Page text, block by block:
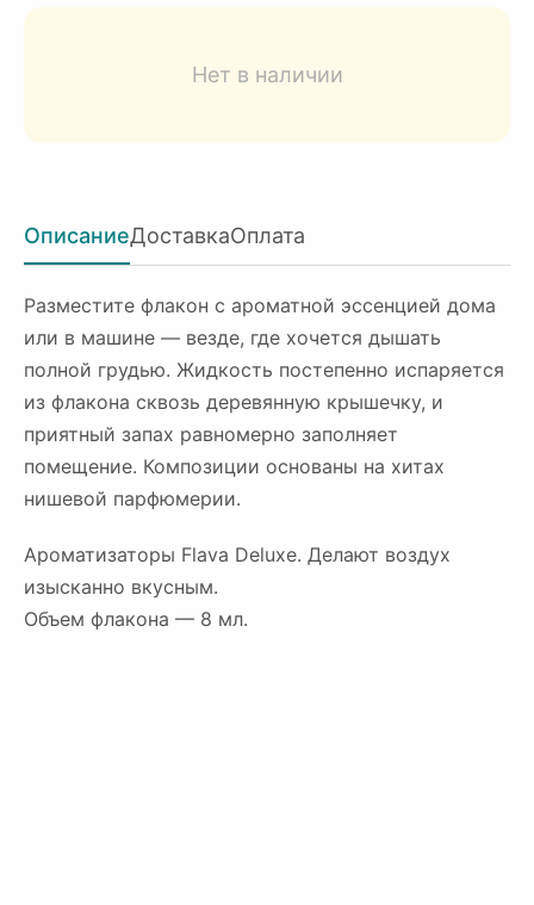
Нет в наличии
ОписаниеДоставкаОплата
Разместите флакон с ароматной эссенцией дома
или в машине — везде, где хочется дышать
полной грудью. Жидкость постепенно испаряется
из флакона сквозь деревянную крышечку, и
приятный запах равномерно заполняет
помещение. Композиции основаны на хитах
нишевой парфюмерии.
Ароматизаторы Flava Deluxe. Делают воздух
изысканно вкусным.
Объем флакона — 8 мл.